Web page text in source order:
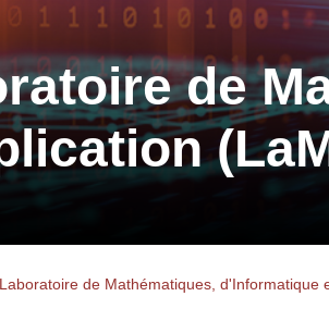
de
Laboratoire de Mathématiques, d'Informatique